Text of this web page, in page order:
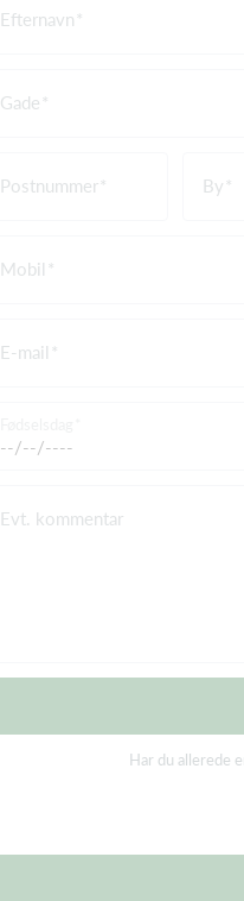
Efternavn
Gade
Postnummer By
Mobil
E-mail
Evt. kommentar
Har du allerede